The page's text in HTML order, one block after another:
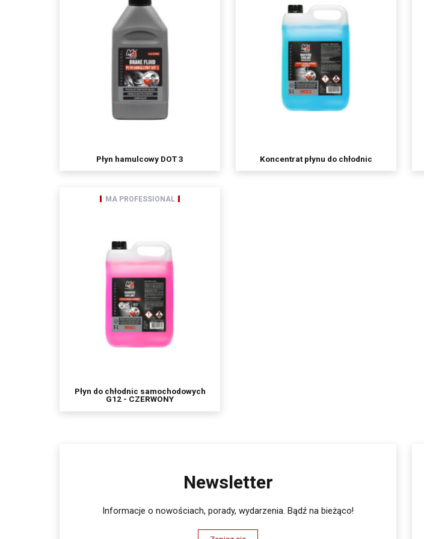
Płyn hamulcowy DOT 3 Koncentrat płynu do chłodnic
MA PROFESSIONAL
Płyn do chłodnic samochodowych
G12 - CZERWONY
Newsletter
Informacje o nowościach, porady, wydarzenia. Bądź na bieżąco!